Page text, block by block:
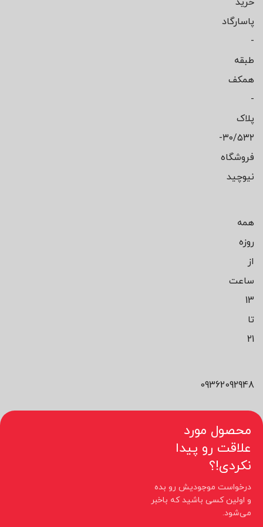
پاسارگاد
-
طبقه
همکف
-
پلاک
۳۰/۵۳۲-
فروشگاه
نیوچید
همه
روزه
از
ساعت
13
تا
21
09362092948
محصول مورد
علاقت رو پیدا
نکردی!؟
درخواست موجودیش رو بده
و اولین کسی باشید که باخبر
می‌شود.